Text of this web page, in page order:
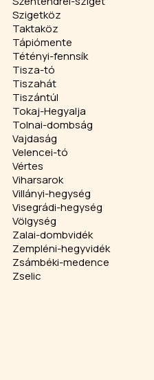
Szigetköz
Taktaköz
Tápiómente
Tétényi-fennsík
Tisza-tó
Tiszahát
Tiszántúl
Tokaj-Hegyalja
Tolnai-dombság
Vajdaság
Velencei-tó
Vértes
Viharsarok
Villányi-hegység
Visegrádi-hegység
Völgység
Zalai-dombvidék
Zempléni-hegyvidék
Zsámbéki-medence
Zselic